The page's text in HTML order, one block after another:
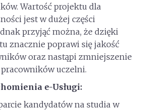
Wartość projektu dla
jest w dużej części
przyjąć można, że dzięki
znacznie poprawi się jakość
oraz nastąpi zmniejszenie
uczelni.
e-Usługi:
kandydatów na studia w